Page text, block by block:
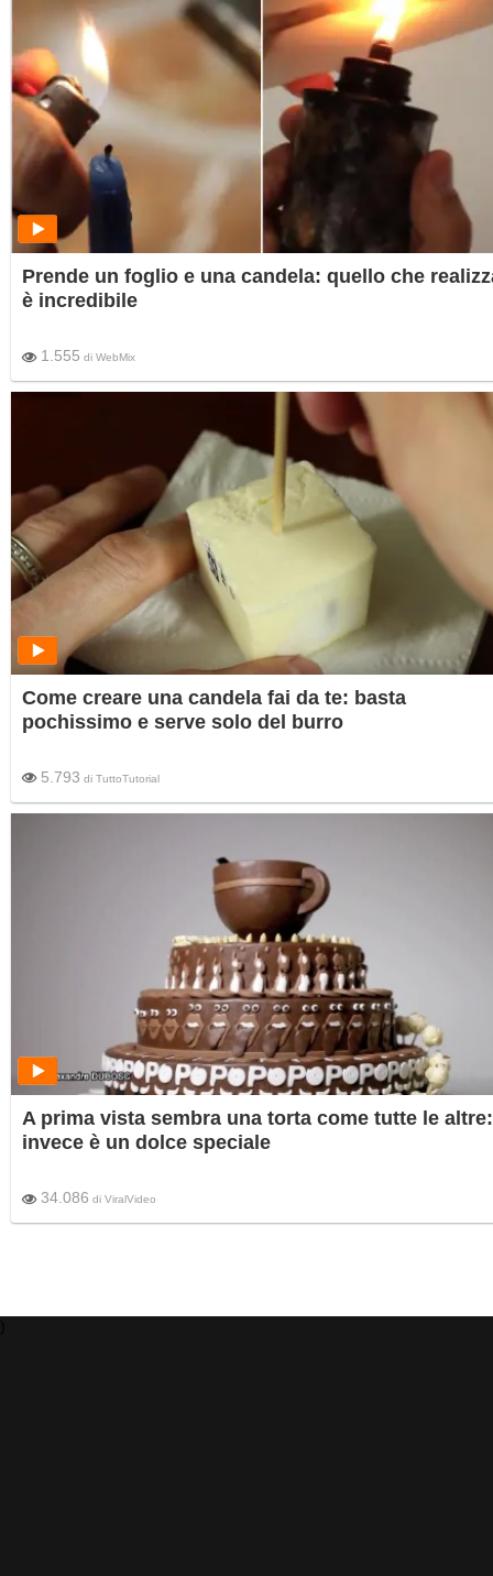
Prende un foglio e una candela: quello che
è incredibile
1.555 di WebMix
Come creare una candela fai da te: basta
pochissimo e serve solo del burro
5.793 di TuttoTutorial
A prima vista sembra una torta come tutte le altre:
invece è un dolce speciale
34.086 di ViralVideo